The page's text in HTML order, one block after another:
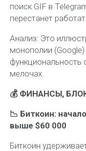
поиск GIF в
перестанет
Анализ: Это
монополии (Google)
функциональность
мелочах.
💰 ФИНАНСЫ,
📉 Биткоин:
выше $60 000
Биткоин